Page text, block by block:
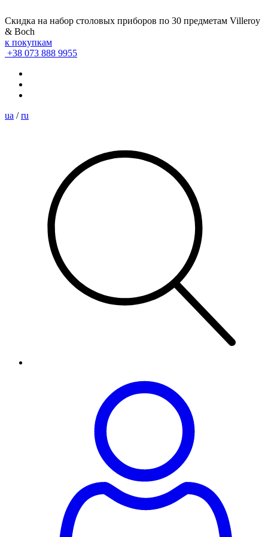
Скидка на набор столовых приборов по 30 предметам Villeroy
& Boch
к покупкам
+38 073 888 9955
ua / ru